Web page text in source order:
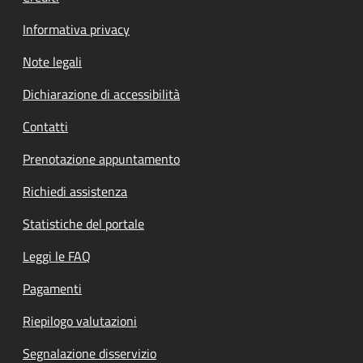
Informativa privacy
Note legali
Dichiarazione di accessibilità
Contatti
Prenotazione appuntamento
Richiedi assistenza
Statistiche del portale
Leggi le FAQ
Pagamenti
Riepilogo valutazioni
Segnalazione disservizio